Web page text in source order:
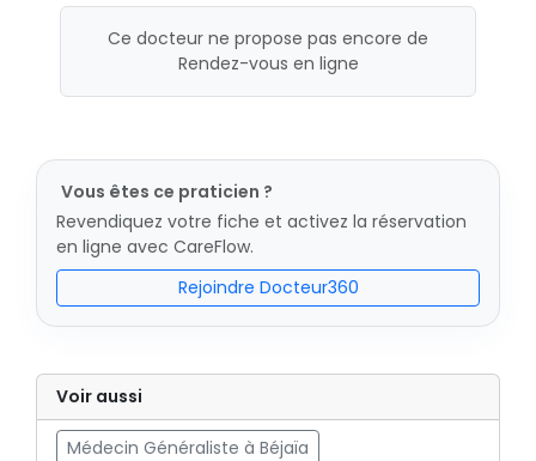
Ce docteur ne propose pas encore de
Rendez-vous en ligne
Vous êtes ce praticien ?
Revendiquez votre fiche et activez la réservation
en ligne avec CareFlow.
Rejoindre Docteur360
Voir aussi
Médecin Généraliste à Béjaïa